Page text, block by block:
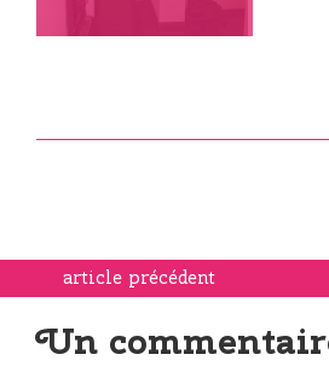
article précédent
Un